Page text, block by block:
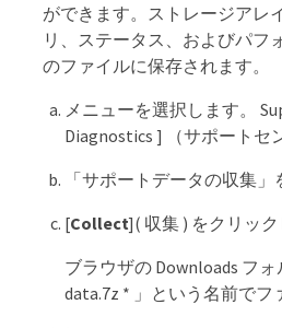
ができます。ストレージアレ
リ、ステータス、およびパフ
のファイルに保存されます。
メニューを選択します。
Diagnostics ] （サポートセ
「サポートデータの収集」
[Collect]( 収集 ) をクリッ
ブラウザの Downloads フ
data.7z * 」という名前でフ